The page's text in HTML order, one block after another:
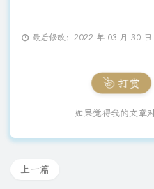
最后修改：2022 年 03 月 30 日
打赏
如果觉得我的文章
上一篇